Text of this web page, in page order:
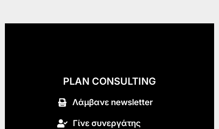
PLAN CONSULTING
Λάμβανε newsletter
Γίνε συνεργάτης